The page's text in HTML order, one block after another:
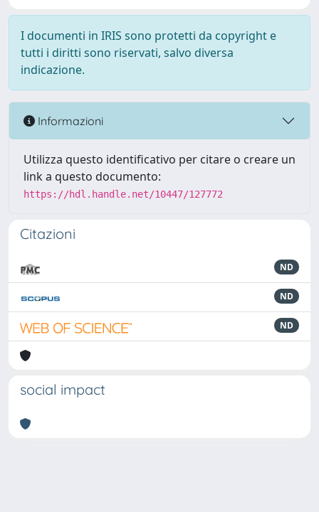
I documenti in IRIS sono protetti da copyright e
tutti i diritti sono riservati, salvo diversa
indicazione.
Informazioni
Utilizza questo identificativo per citare o creare un
link a questo documento:
https://hdl.handle.net/10447/127772
Citazioni
ND
ND
ND
social impact